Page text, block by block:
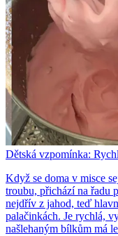
Dětská vzpomínka:
Když se doma v misce
troubu, přichází na řadu
nejdřív z jahod, teď
palačinkách. Je rychlá,
našlehaným bílkům má